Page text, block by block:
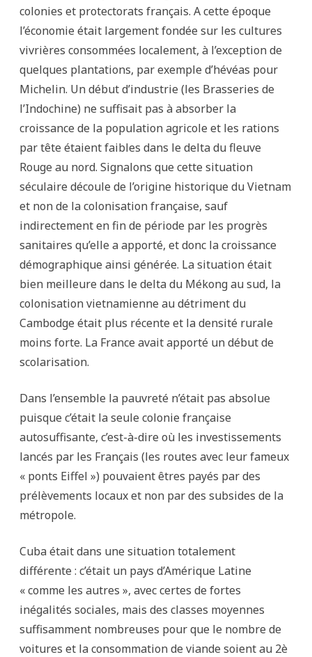
colonies et protectorats français. A cette époque
l’économie était largement fondée sur les cultures
vivrières consommées localement, à l’exception de
quelques plantations, par exemple d’hévéas pour
Michelin. Un début d’industrie (les Brasseries de
l’Indochine) ne suffisait pas à absorber la
croissance de la population agricole et les rations
par tête étaient faibles dans le delta du fleuve
Rouge au nord. Signalons que cette situation
séculaire découle de l’origine historique du Vietnam
et non de la colonisation française, sauf
indirectement en fin de période par les progrès
sanitaires qu’elle a apporté, et donc la croissance
démographique ainsi générée. La situation était
bien meilleure dans le delta du Mékong au sud, la
colonisation vietnamienne au détriment du
Cambodge était plus récente et la densité rurale
moins forte. La France avait apporté un début de
scolarisation.
Dans l’ensemble la pauvreté n’était pas absolue
puisque c’était la seule colonie française
autosuffisante, c’est-à-dire où les investissements
lancés par les Français (les routes avec leur fameux
« ponts Eiffel ») pouvaient êtres payés par des
prélèvements locaux et non par des subsides de la
métropole.
Cuba était dans une situation totalement
différente : c’était un pays d’Amérique Latine
« comme les autres », avec certes de fortes
inégalités sociales, mais des classes moyennes
suffisamment nombreuses pour que le nombre de
voitures et la consommation de viande soient au 2è